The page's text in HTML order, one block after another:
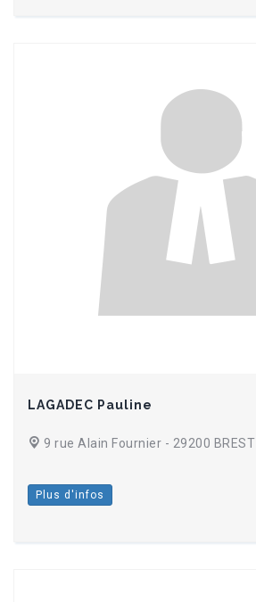
LAGADEC Pauline
9 rue Alain Fournier - 29200 BREST
Plus d'infos